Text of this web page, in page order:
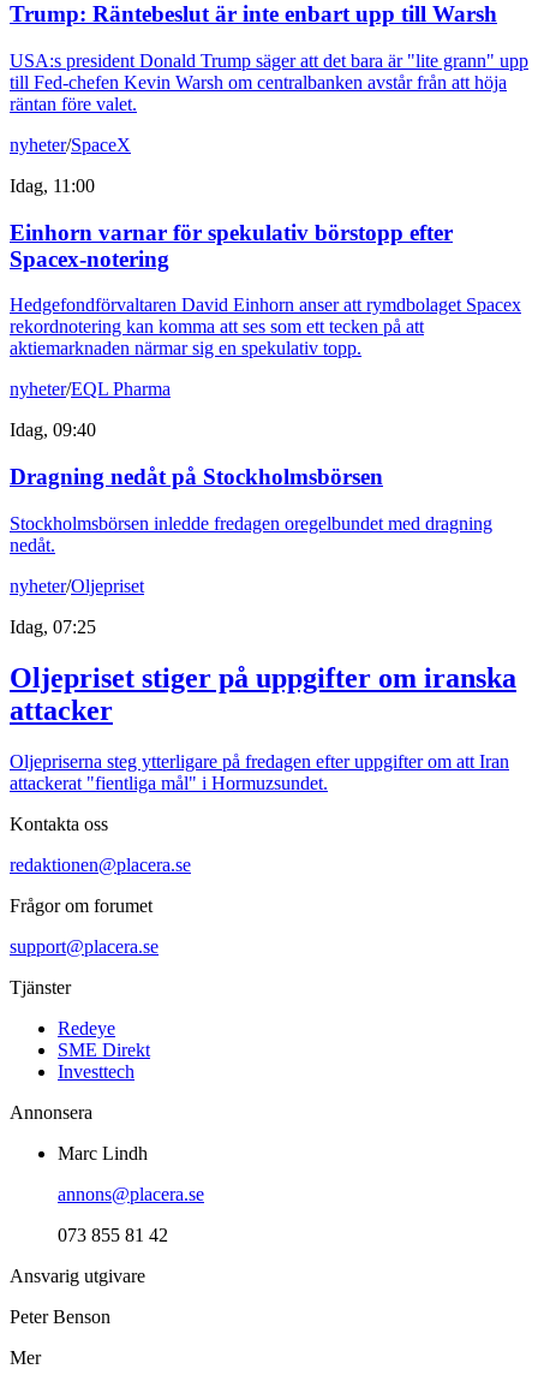
Trump: Räntebeslut är inte enbart upp till Warsh
USA:s president Donald Trump säger att det bara är "lite grann" upp
till Fed-chefen Kevin Warsh om centralbanken avstår från att höja
räntan före valet.
nyheter/SpaceX
Idag, 11:00
Einhorn varnar för spekulativ börstopp efter
Spacex-notering
Hedgefondförvaltaren David Einhorn anser att rymdbolaget Spacex
rekordnotering kan komma att ses som ett tecken på att
aktiemarknaden närmar sig en spekulativ topp.
nyheter/EQL Pharma
Idag, 09:40
Dragning nedåt på Stockholmsbörsen
Stockholmsbörsen inledde fredagen oregelbundet med dragning
nedåt.
nyheter/Oljepriset
Idag, 07:25
Oljepriset stiger på uppgifter om iranska
attacker
Oljepriserna steg ytterligare på fredagen efter uppgifter om att Iran
attackerat "fientliga mål" i Hormuzsundet.
Kontakta oss
redaktionen@placera.se
Frågor om forumet
support@placera.se
Tjänster
Redeye
SME Direkt
Investtech
Annonsera
Marc Lindh
annons@placera.se
073 855 81 42
Ansvarig utgivare
Peter Benson
Mer